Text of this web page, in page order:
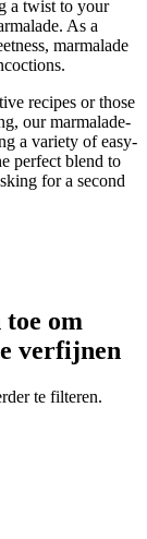
a twist to your
As a
marmalade
recipes or those
our marmalade-
a variety of easy-
perfect blend to
for a second
toe om
verfijnen
te filteren.